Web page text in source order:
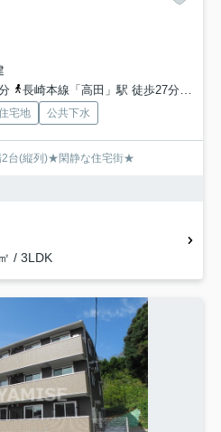
長崎本線「高田」駅 徒歩27分
宅地 公共下水
台(縦列)★閑静な住宅街★
/ 3LDK